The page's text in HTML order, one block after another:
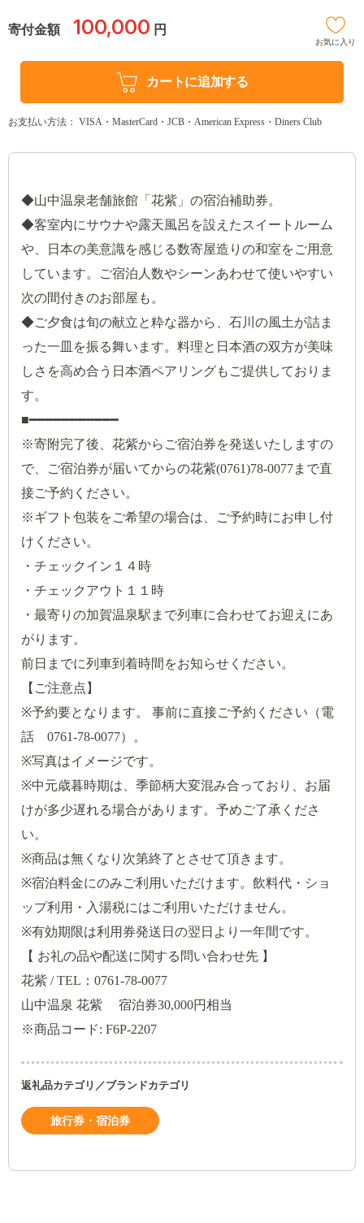
寄付金額 100,000 円
お気に入り
カートに追加する
お支払い方法： VISA・MasterCard・JCB・American Express・Diners Club
◆山中温泉老舗旅館「花紫」の宿泊補助券。
◆客室内にサウナや露天風呂を設えたスイートルーム
や、日本の美意識を感じる数寄屋造りの和室をご用意
しています。ご宿泊人数やシーンあわせて使いやすい
次の間付きのお部屋も。
◆ご夕食は旬の献立と粋な器から、石川の風土が詰ま
った一皿を振る舞います。料理と日本酒の双方が美味
しさを高め合う日本酒ペアリングもご提供しておりま
す。
■━━━━━━━━━━━
※寄附完了後、花紫からご宿泊券を発送いたしますの
で、ご宿泊券が届いてからの花紫(0761)78-0077まで直
接ご予約ください。
※ギフト包装をご希望の場合は、ご予約時にお申し付
けください。
・チェックイン１４時
・チェックアウト１１時
・最寄りの加賀温泉駅まで列車に合わせてお迎えにあ
がります。
前日までに列車到着時間をお知らせください。
【ご注意点】
※予約要となります。 事前に直接ご予約ください（電
話 0761-78-0077）。
※写真はイメージです。
※中元歳暮時期は、季節柄大変混み合っており、お届
けが多少遅れる場合があります。予めご了承くださ
い。
※商品は無くなり次第終了とさせて頂きます。
※宿泊料金にのみご利用いただけます。飲料代・ショ
ップ利用・入湯税にはご利用いただけません。
※有効期限は利用券発送日の翌日より一年間です。
【 お礼の品や配送に関する問い合わせ先 】
花紫 / TEL：0761-78-0077
山中温泉 花紫 宿泊券30,000円相当
※商品コード: F6P-2207
返礼品カテゴリ／ブランドカテゴリ
旅行券・宿泊券